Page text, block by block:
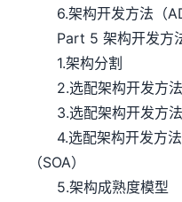
6.架构开发方法（
Part 5 架构开发方
1.架构分割
2.选配架构开发方法
3.选配架构开发方法
4.选配架构开发方法
（SOA）
5.架构成熟度模型